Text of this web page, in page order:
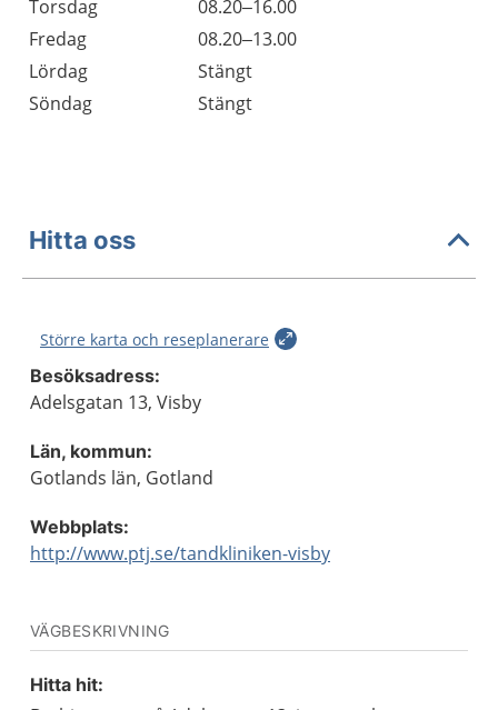
Torsdag
08.20–16.00
Fredag
08.20–13.00
Lördag
Stängt
Söndag
Stängt
Hitta oss
Större karta och reseplanerare
Besöksadress:
Adelsgatan 13, Visby
Län, kommun:
Gotlands län, Gotland
Webbplats:
http://www.ptj.se/tandkliniken-visby
VÄGBESKRIVNING
Hitta hit: